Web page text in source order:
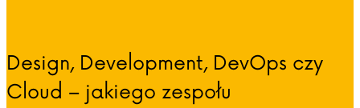
Design, Development, DevOps czy
Cloud – jakiego zespołu